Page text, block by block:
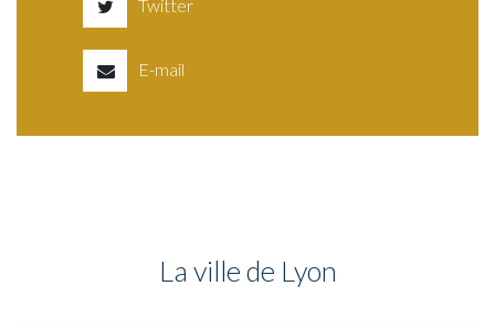
Twitter
E-mail
La ville de Lyon